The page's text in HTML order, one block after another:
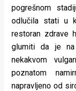
pogrešnom
odlučila stati u
restoran zdrave
glumiti da je na
nekakvom
poznatom
napravljeno od